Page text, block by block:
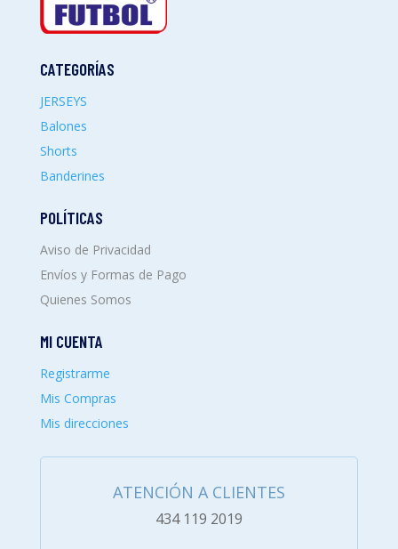
CATEGORÍAS
JERSEYS
Balones
Shorts
Banderines
POLÍTICAS
Aviso de Privacidad
Envíos y Formas de Pago
Quienes Somos
MI CUENTA
Registrarme
Mis Compras
Mis direcciones
ATENCIÓN A CLIENTES
434 119 2019